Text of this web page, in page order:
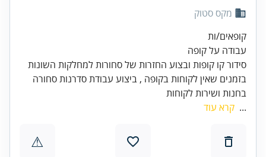
מקס סטוק
בזמנים שאין לקוחות בקופה , ביצוע עבודת סדרנות סחורה
בחנות ושירות לקוחות
... קרא עוד
⚠